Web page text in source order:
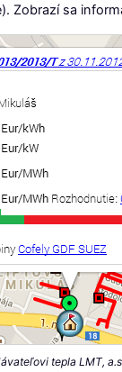
Zobrazí sa
tepla LMT,